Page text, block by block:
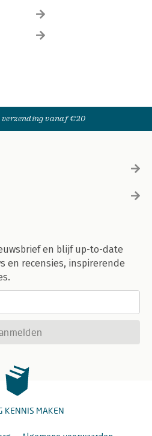
vanaf €20
en blijf up-to-date
en recensies, inspirerende
KENNIS MAKEN